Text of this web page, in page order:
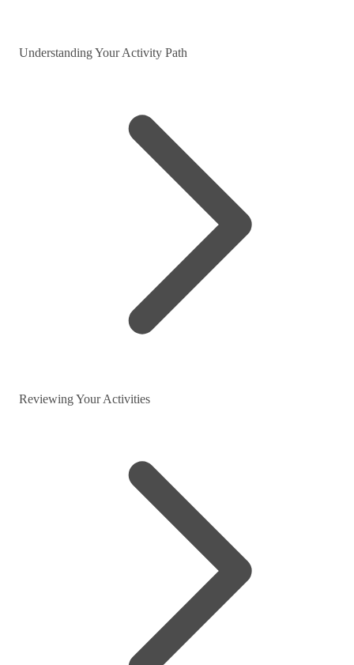
Understanding Your Activity Path
Reviewing Your Activities